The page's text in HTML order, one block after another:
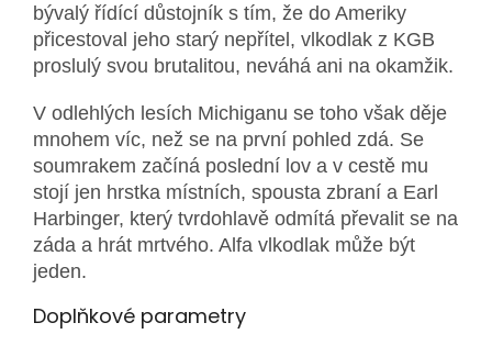
bývalý řídící důstojník s tím, že do Ameriky
přicestoval jeho starý nepřítel, vlkodlak z KGB
proslulý svou brutalitou, neváhá ani na okamžik.
V odlehlých lesích Michiganu se toho však děje
mnohem víc, než se na první pohled zdá. Se
soumrakem začíná poslední lov a v cestě mu
stojí jen hrstka místních, spousta zbraní a Earl
Harbinger, který tvrdohlavě odmítá převalit se na
záda a hrát mrtvého. Alfa vlkodlak může být
jeden.
Doplňkové parametry